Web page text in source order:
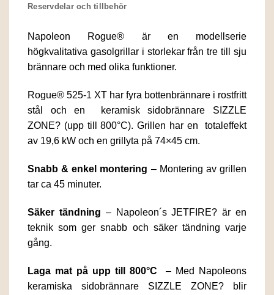
Reservdelar och tillbehör
Napoleon Rogue® är en modellserie
högkvalitativa gasolgrillar i storlekar från tre till sju
brännare och med olika funktioner.
Rogue® 525-1 XT har fyra bottenbrännare i rostfritt
stål och en keramisk sidobrännare SIZZLE
ZONE? (upp till 800°C). Grillen har en totaleffekt
av 19,6 kW och en grillyta på 74×45 cm.
Snabb & enkel montering – Montering av grillen
tar ca 45 minuter.
Säker tändning – Napoleon´s JETFIRE? är en
teknik som ger snabb och säker tändning varje
gång.
Laga mat på upp till 800°C – Med Napoleons
keramiska sidobrännare SIZZLE ZONE? blir